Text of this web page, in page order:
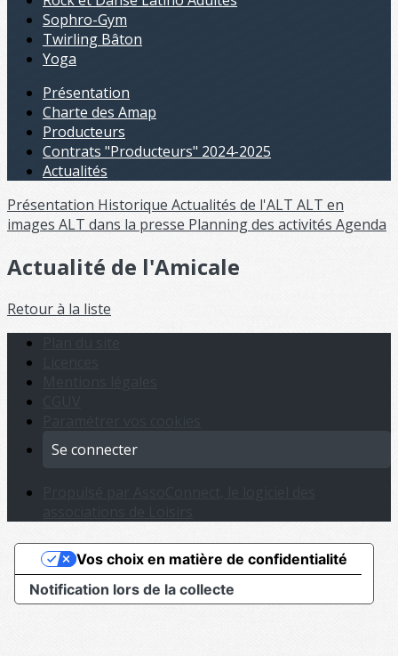
Sophro-Gym
Twirling Bâton
Yoga
Présentation
Charte des Amap
Producteurs
Contrats "Producteurs" 2024-2025
Actualités
Présentation Historique Actualités de l'ALT ALT en
images ALT dans la presse Planning des activités Agenda
Actualité de l'Amicale
Retour à la liste
Se connecter
Notification lors de la collecte
Vos choix en matière de confidentialité